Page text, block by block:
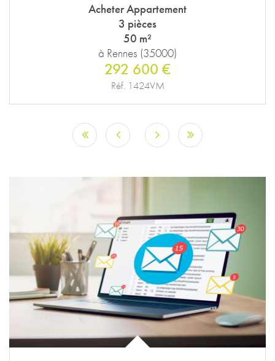
Acheter Appartement
3 pièces
50 m²
à Rennes (35000)
292 600 €
Réf. 1424VM